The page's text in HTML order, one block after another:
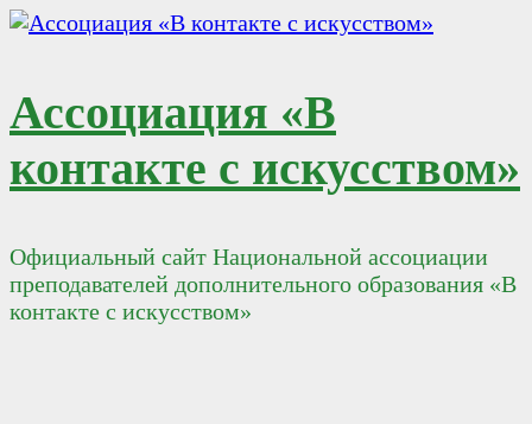
Перейти
Ассоциация «В
контакте с искусством»
Официальный сайт Национальной ассоциации
преподавателей дополнительного образования «В
контакте с искусством»